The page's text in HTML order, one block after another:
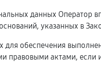
данных Оператор
указанных в
обеспечения
правовыми актами, если